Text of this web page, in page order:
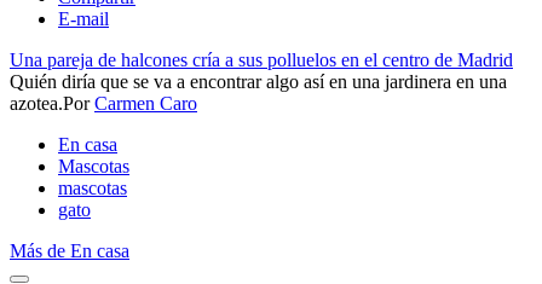
E-mail
Una pareja de halcones cría a sus polluelos en el centro de Madrid
Quién diría que se va a encontrar algo así en una jardinera en una
azotea.​PorCarmen Caro
En casa
Mascotas
mascotas
gato
Más de En casa